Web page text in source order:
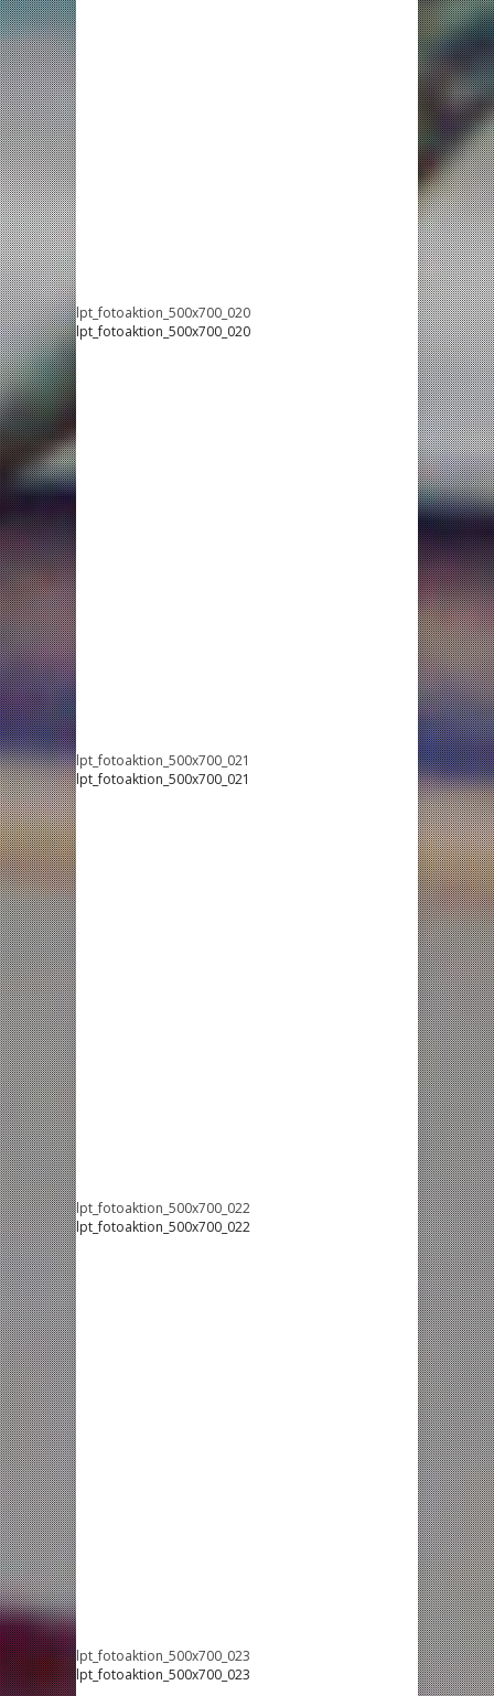
lpt_fotoaktion_500x700_020
lpt_fotoaktion_500x700_020
lpt_fotoaktion_500x700_021
lpt_fotoaktion_500x700_021
lpt_fotoaktion_500x700_022
lpt_fotoaktion_500x700_022
lpt_fotoaktion_500x700_023
lpt_fotoaktion_500x700_023